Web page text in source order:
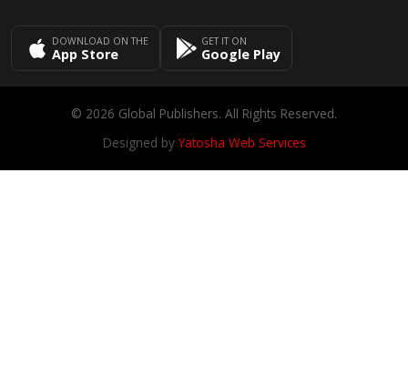
DOWNLOAD ON THE
App Store
GET IT ON
Google Play
© 2026 Global Publishers. All Rights Reserved.
Designed byYatosha Web Services